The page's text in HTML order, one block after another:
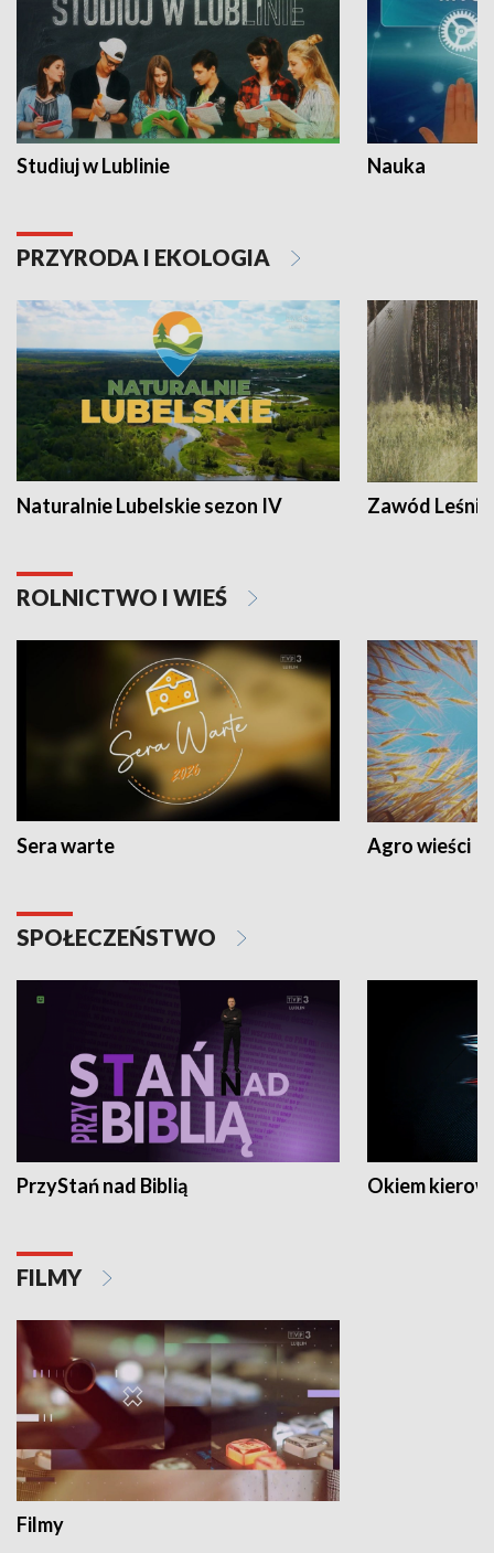
Studiuj w Lublinie Nauka
PRZYRODA I EKOLOGIA
Naturalnie Lubelskie sezon IV Zawód Leśnik
ROLNICTWO I WIEŚ
Sera warte Agro wieści
SPOŁECZEŃSTWO
PrzyStań nad Biblią Okiem
FILMY
Filmy